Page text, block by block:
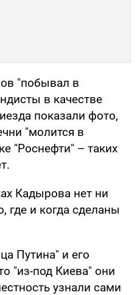
"побывал в
в качестве
показали фото,
"молится в
"Роснефти" – таких
Кадырова нет ни
где и когда сделаны
Путина" и его
"из-под Киева" они
узнали сами